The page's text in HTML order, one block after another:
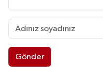
Gönder